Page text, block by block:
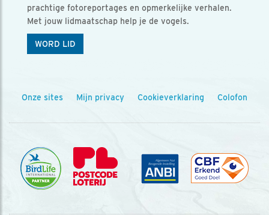
prachtige fotoreportages en opmerkelijke verhalen.
Met jouw lidmaatschap help je de vogels.
WORD LID
Onze sites Mijn privacy Cookieverklaring Colofon